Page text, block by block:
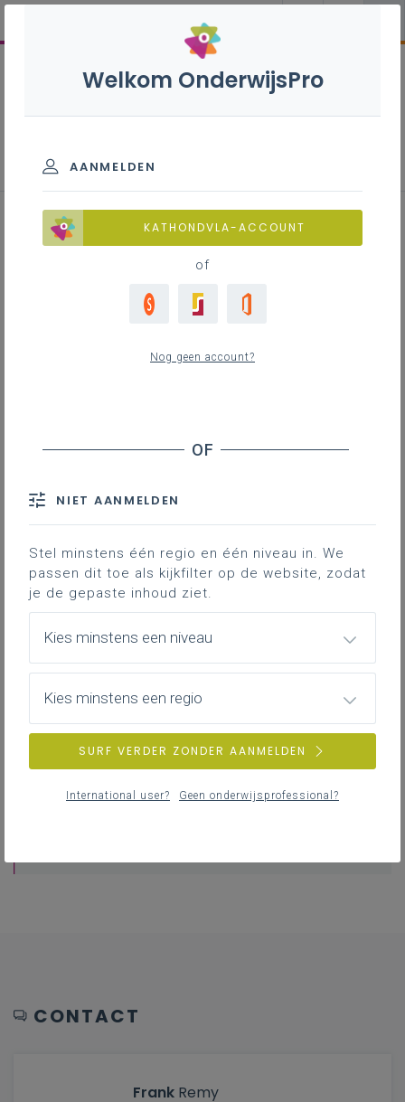
leerjaar
Download het leerplan
Inspirerend materiaal
Ondersteuning op de klasvloer.
FAQ
Veelgestelde vragen
Professionalisering
CONTACT
Frank Remy
Welkom OnderwijsPro
AANMELDEN
KATHONDVLA-ACCOUNT
of
Nog geen account?
NIET AANMELDEN
Stel minstens één regio en één niveau in. We
passen dit toe als kijkfilter op de website, zodat
je de gepaste inhoud ziet.
Kies minstens een niveau
Kies minstens een regio
SURF VERDER ZONDER AANMELDEN
International user? Geen onderwijsprofessional?